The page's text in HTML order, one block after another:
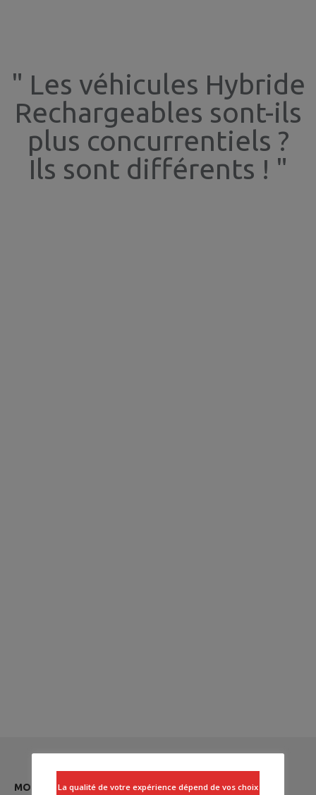
" Les véhicules Hybride
Rechargeables sont-ils
plus concurrentiels ?
Ils sont différents ! "
MODÉLESLa qualité de votre expérience dépend de vos choix